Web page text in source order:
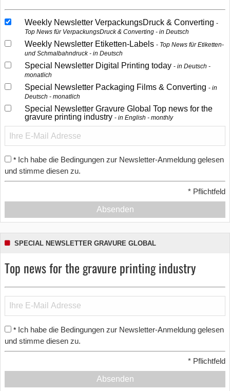
Weekly Newsletter VerpackungsDruck & Converting
Top News für VerpackungsDruck & Converting - in Deutsch
Weekly Newsletter Etiketten-Labels
Top News für Etiketten-
und Schmalbahndruck - in Deutsch
Special Newsletter Digital Printing today
in Deutsch -
monatlich
Special Newsletter Packaging Films & Converting
in
Deutsch - monatlich
Special Newsletter Gravure Global Top news for the
gravure printing industry
in English - monthly
* Ich habe die Bedingungen zur Newsletter-Anmeldung gelesen
und stimme diesen zu.
* Pflichtfeld
Absenden
SPECIAL NEWSLETTER GRAVURE GLOBAL
Top news for the gravure printing industry
* Ich habe die Bedingungen zur Newsletter-Anmeldung gelesen
und stimme diesen zu.
* Pflichtfeld
Absenden